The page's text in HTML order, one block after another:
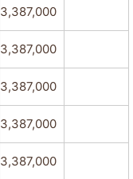
3,387,000
3,387,000
3,387,000
3,387,000
3,387,000